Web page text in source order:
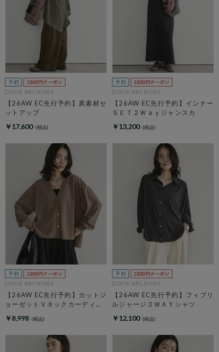
DOUX ARCHIVES
【26AW EC先行予約】異素材セ
ットアップ
￥17,600
DOUX ARCHIVES
【26AW EC先行予約】インナー
ＳＥＴ２Ｗａｙジャンスカ
￥13,200
DOUX ARCHIVES
【26AW EC先行予約】カットジ
ョーゼットＶネックカーディガ
￥8,998
DOUX ARCHIVES
【26AW EC先行予約】フィブリ
ルジャージ２ＷＡＹシャツ
￥12,100